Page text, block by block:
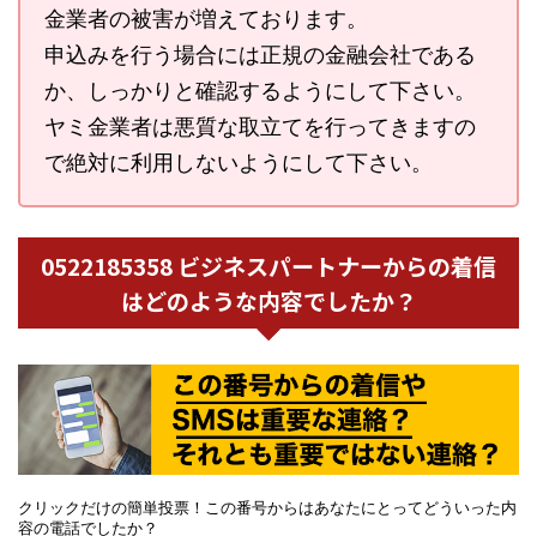
金業者の被害が増えております。
申込みを行う場合には正規の金融会社である
か、しっかりと確認するようにして下さい。
ヤミ金業者は悪質な取立てを行ってきますの
で絶対に利用しないようにして下さい。
0522185358 ビジネスパートナーからの着信
はどのような内容でしたか？
クリックだけの簡単投票！この番号からはあなたにとってどういった内
容の電話でしたか？